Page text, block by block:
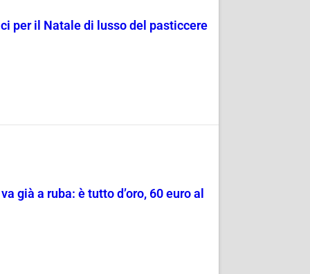
per il Natale di lusso del pasticcere
già a ruba: è tutto d’oro, 60 euro al